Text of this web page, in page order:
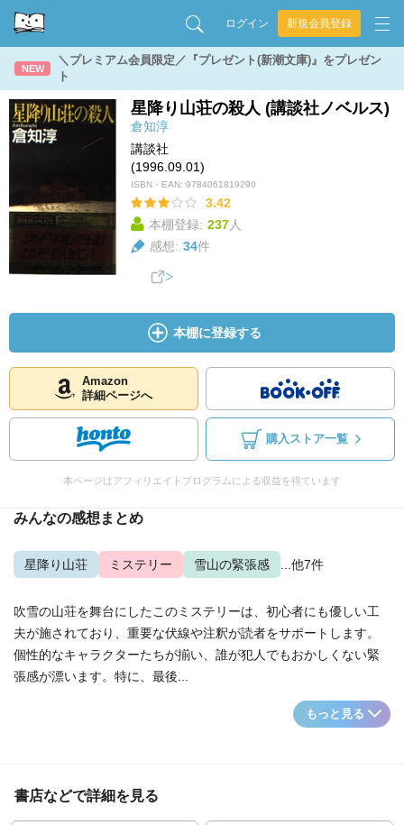
ログイン 新規会員登録
NEW
＼プレミアム会員限定／『プレゼント(新潮文庫)』をプレゼン
ト
星降り山荘の殺人 (講談社ノベルス)
倉知淳
講談社
(1996.09.01)
ISBN・EAN: 9784061819290
3.42
本棚登録: 237人
感想: 34件
本棚に登録する
Amazon
詳細ページへ
購入ストア一覧
本ページはアフィリエイトプログラムによる収益を得ています
みんなの感想まとめ
星降り山荘 ミステリー 雪山の緊張感 ...他7件
吹雪の山荘を舞台にしたこのミステリーは、初心者にも優しい工
夫が施されており、重要な伏線や注釈が読者をサポートします。
個性的なキャラクターたちが揃い、誰が犯人でもおかしくない緊
張感が漂います。特に、最後...
もっと見る
書店などで詳細を見る